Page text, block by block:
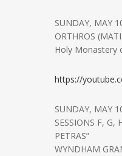
SUNDAY, MAY
ORTHROS
Holy Monastery
https://
SUNDAY, MAY
SESSIONS F, G,
PETRAS”
WYNDHAM